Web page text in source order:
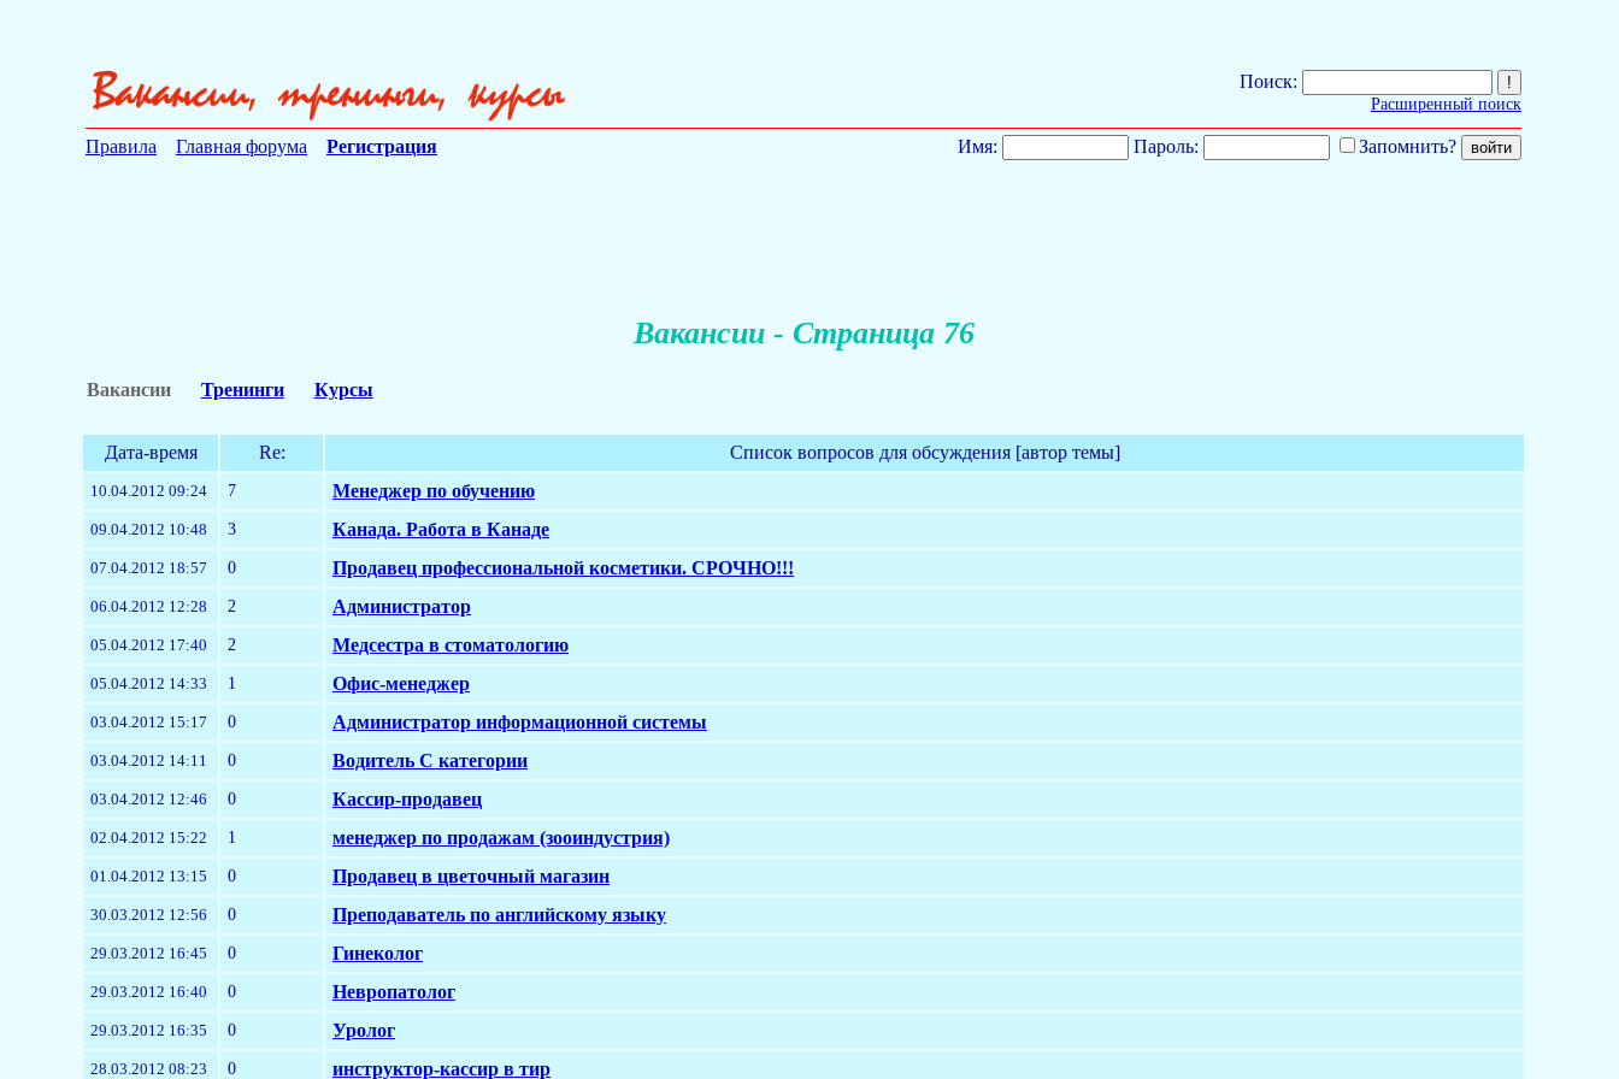
Поиск:
Расширенный поиск
Правила Главная форума Регистрация Имя: Пароль: Запомнить?
Вакансии - Страница 76
Вакансии Тренинги Курсы
Дата-время Re: Список вопросов для обсуждения [автор темы]
10.04.2012 09:24 7 Менеджер по обучению
09.04.2012 10:48 3 Канада. Работа в Канаде
07.04.2012 18:57 0 Продавец профессиональной косметики. СРОЧНО!!!
06.04.2012 12:28 2 Администратор
05.04.2012 17:40 2 Медсестра в стоматологию
05.04.2012 14:33 1 Офис-менеджер
03.04.2012 15:17 0 Администратор информационной системы
03.04.2012 14:11 0 Водитель С категории
03.04.2012 12:46 0 Кассир-продавец
02.04.2012 15:22 1 менеджер по продажам (зооиндустрия)
01.04.2012 13:15 0 Продавец в цветочный магазин
30.03.2012 12:56 0 Преподаватель по английскому языку
29.03.2012 16:45 0 Гинеколог
29.03.2012 16:40 0 Невропатолог
29.03.2012 16:35 0 Уролог
28.03.2012 08:23 0 инструктор-кассир в тир